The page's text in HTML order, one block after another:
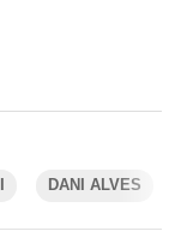
DANI ALVES